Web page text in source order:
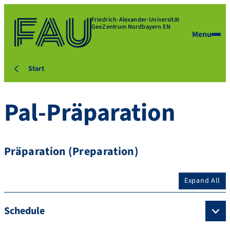
Friedrich-Alexander-Universität
GeoZentrum Nordbayern EN
Menu
Start
Pal-Präparation
Präparation (Preparation)
Expand All
Schedule